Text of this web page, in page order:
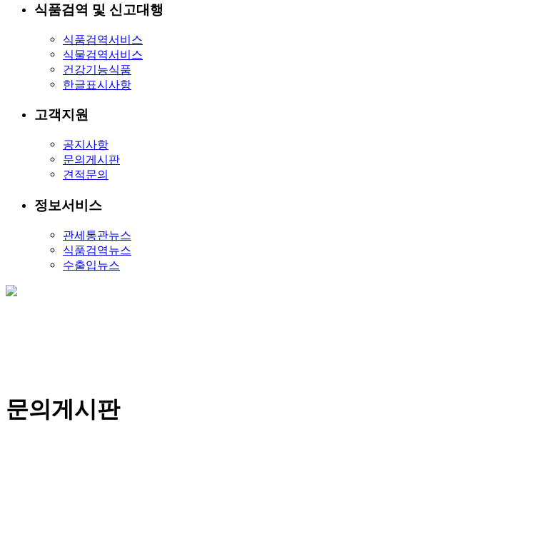
식품검역 및 신고대행
식품검역서비스
식물검역서비스
건강기능식품
한글표시사항
고객지원
공지사항
문의게시판
견적문의
정보서비스
관세통관뉴스
식품검역뉴스
수출입뉴스
문의게시판